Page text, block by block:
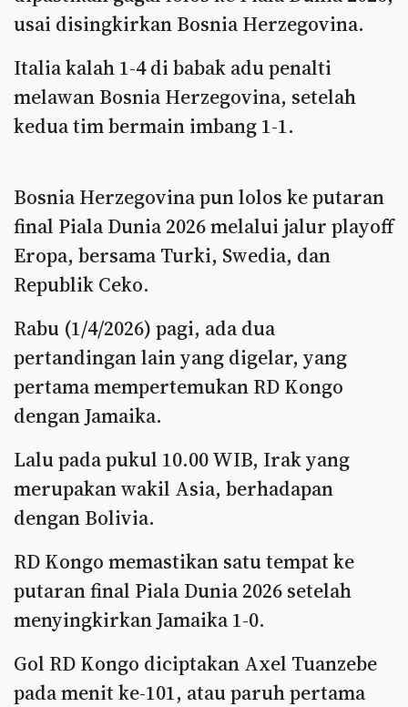
usai disingkirkan Bosnia Herzegovina.
Italia kalah 1-4 di babak adu penalti
melawan Bosnia Herzegovina, setelah
kedua tim bermain imbang 1-1.
Bosnia Herzegovina pun lolos ke putaran
final Piala Dunia 2026 melalui jalur playoff
Eropa, bersama Turki, Swedia, dan
Republik Ceko.
Rabu (1/4/2026) pagi, ada dua
pertandingan lain yang digelar, yang
pertama mempertemukan RD Kongo
dengan Jamaika.
Lalu pada pukul 10.00 WIB, Irak yang
merupakan wakil Asia, berhadapan
dengan Bolivia.
RD Kongo memastikan satu tempat ke
putaran final Piala Dunia 2026 setelah
menyingkirkan Jamaika 1-0.
Gol RD Kongo diciptakan Axel Tuanzebe
pada menit ke-101, atau paruh pertama